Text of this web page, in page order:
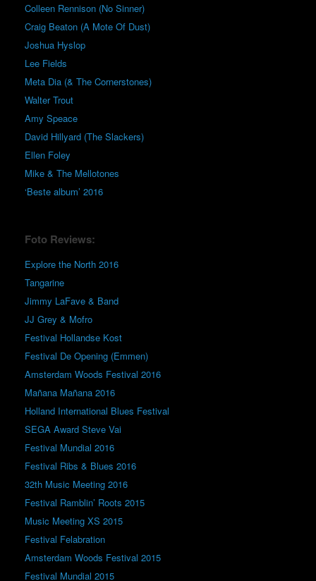
Colleen Rennison (No Sinner)
Craig Beaton (A Mote Of Dust)
Joshua Hyslop
Lee Fields
Meta Dia (& The Cornerstones)
Walter Trout
Amy Speace
David Hillyard (The Slackers)
Ellen Foley
Mike & The Mellotones
‘Beste album’ 2016
Foto Reviews:
Explore the North 2016
Tangarine
Jimmy LaFave & Band
JJ Grey & Mofro
Festival Hollandse Kost
Festival De Opening (Emmen)
Amsterdam Woods Festival 2016
Mañana Mañana 2016
Holland International Blues Festival
SEGA Award Steve Vai
Festival Mundial 2016
Festival Ribs & Blues 2016
32th Music Meeting 2016
Festival Ramblin’ Roots 2015
Music Meeting XS 2015
Festival Felabration
Amsterdam Woods Festival 2015
Festival Mundial 2015